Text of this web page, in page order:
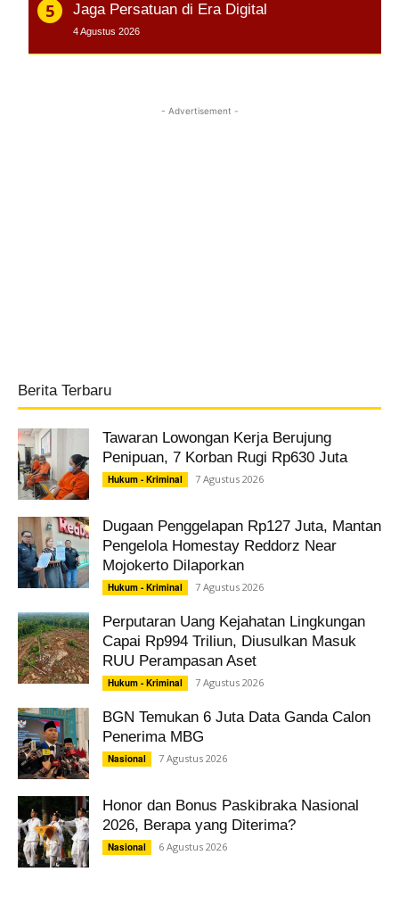
Jaga Persatuan di Era Digital
4 Agustus 2026
- Advertisement -
Berita Terbaru
Tawaran Lowongan Kerja Berujung
Penipuan, 7 Korban Rugi Rp630 Juta
Hukum - Kriminal 7 Agustus 2026
Dugaan Penggelapan Rp127 Juta, Mantan
Pengelola Homestay Reddorz Near
Mojokerto Dilaporkan
Hukum - Kriminal 7 Agustus 2026
Perputaran Uang Kejahatan Lingkungan
Capai Rp994 Triliun, Diusulkan Masuk
RUU Perampasan Aset
Hukum - Kriminal 7 Agustus 2026
BGN Temukan 6 Juta Data Ganda Calon
Penerima MBG
Nasional 7 Agustus 2026
Honor dan Bonus Paskibraka Nasional
2026, Berapa yang Diterima?
Nasional 6 Agustus 2026